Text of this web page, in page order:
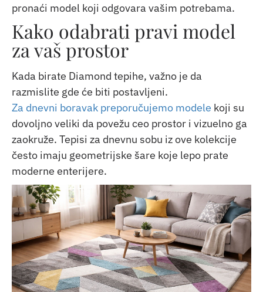
pronaći model koji odgovara vašim potrebama.
Kako odabrati pravi model
za vaš prostor
Kada birate Diamond tepihe, važno je da
razmislite gde će biti postavljeni.
Za dnevni boravak preporučujemo modele koji su
dovoljno veliki da povežu ceo prostor i vizuelno ga
zaokruže. Tepisi za dnevnu sobu iz ove kolekcije
često imaju geometrijske šare koje lepo prate
moderne enterijere.